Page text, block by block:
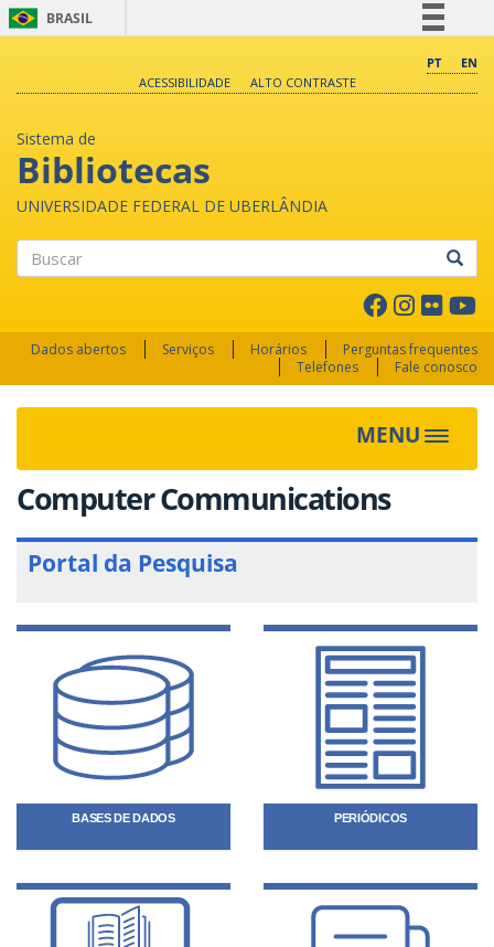
BRASIL
Comunica BR
PT
EN
ACESSIBILIDADE
ALTO CONTRASTE
Sistema de
Bibliotecas
UNIVERSIDADE FEDERAL DE UBERLÂNDIA
Dados abertos Serviços Horários
Perguntas frequentes
Telefones
Fale conosco
MENU Toggle
Computer Communications
Portal da Pesquisa
BASES DE DADOS PERIÓDICOS